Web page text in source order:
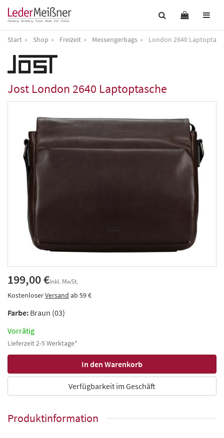
Start Shop Freizeit Messengerbags London 2640
Jost London 2640 Laptoptasche
199,00 €Inkl. MwSt.
KostenloserVersand ab 59 €
Farbe: Braun (03)
Vorrätig
Lieferzeit 2-5 Werktage*
Verfügbarkeit im Geschäft
Produktinformation